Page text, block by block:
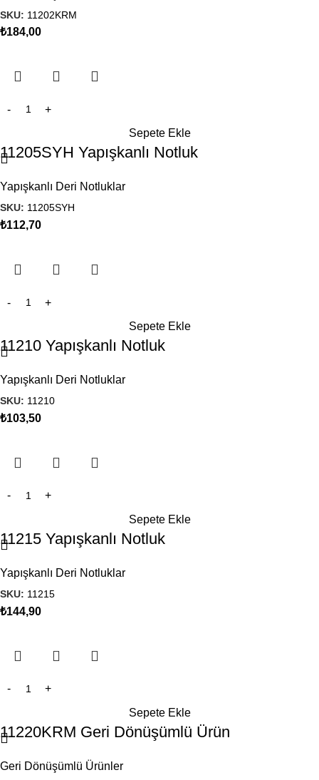
SKU: 11202KRM
₺184,00
Sepete Ekle
11205SYH Yapışkanlı Notluk
Yapışkanlı Deri Notluklar
SKU: 11205SYH
₺112,70
Sepete Ekle
11210 Yapışkanlı Notluk
Yapışkanlı Deri Notluklar
SKU: 11210
₺103,50
Sepete Ekle
11215 Yapışkanlı Notluk
Yapışkanlı Deri Notluklar
SKU: 11215
₺144,90
Sepete Ekle
11220KRM Geri Dönüşümlü Ürün
Geri Dönüşümlü Ürünler